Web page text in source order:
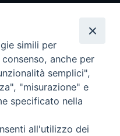
i diritti riservati - Vita
simili per
anche per
semplici",
"misurazione" e
specificato nella
all'utilizzo dei